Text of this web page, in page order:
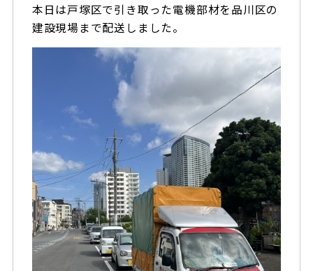
本日は戸塚区で引き取った電機部材を品川区の
建設現場まで配送しました。